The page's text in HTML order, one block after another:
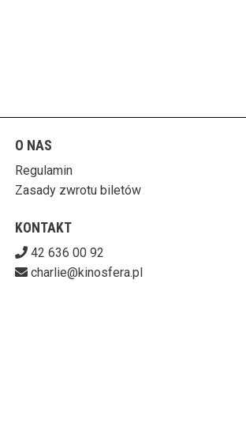
O NAS
Regulamin
Zasady zwrotu biletów
KONTAKT
42 636 00 92
charlie@kinosfera.pl